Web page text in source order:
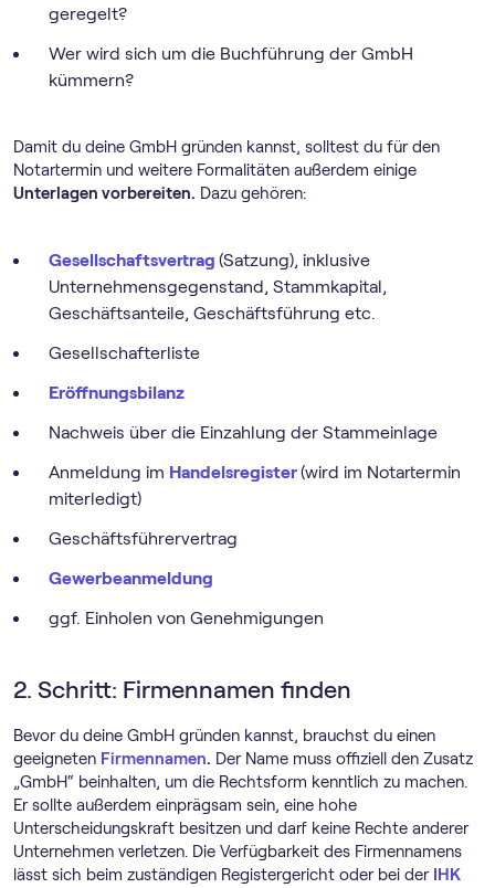
geregelt?
Wer wird sich um die Buchführung der GmbH
kümmern?
Damit du deine GmbH gründen kannst, solltest du für den
Notartermin und weitere Formalitäten außerdem einige
Unterlagen vorbereiten. Dazu gehören:
Gesellschaftsvertrag (Satzung), inklusive
Unternehmensgegenstand, Stammkapital,
Geschäftsanteile, Geschäftsführung etc.
Gesellschafterliste
Eröffnungsbilanz
Nachweis über die Einzahlung der Stammeinlage
Anmeldung im Handelsregister(wird im Notartermin
miterledigt)
Geschäftsführervertrag
Gewerbeanmeldung
ggf. Einholen von Genehmigungen
2. Schritt: Firmennamen finden
Bevor du deine GmbH gründen kannst, brauchst du einen
geeigneten Firmennamen. Der Name muss offiziell den Zusatz
„GmbH“ beinhalten, um die Rechtsform kenntlich zu machen.
Er sollte außerdem einprägsam sein, eine hohe
Unterscheidungskraft besitzen und darf keine Rechte anderer
Unternehmen verletzen. Die Verfügbarkeit des Firmennamens
lässt sich beim zuständigen Registergericht oder bei der
IHK